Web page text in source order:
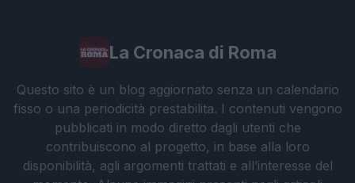
La Cronaca di Roma
Questo sito è un blog aggiornato senza un calendario
fisso o una periodicità prestabilita. I contenuti vengono
pubblicati in modo diretto dagli utenti che
contribuiscono al progetto, in base alla loro
disponibilità, agli argomenti trattati e all’interesse del